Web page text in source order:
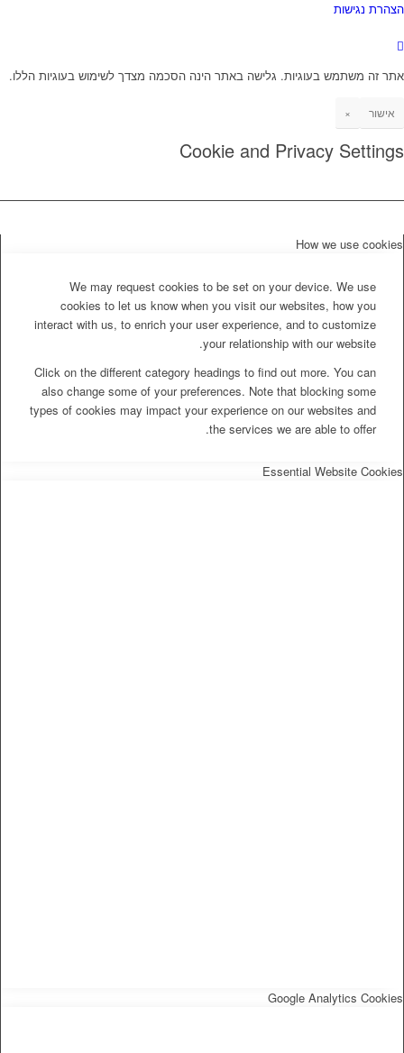
נגישות
זה משתמש בעוגיות. גלישה באתר הינה הסכמה מצדך לשימוש בעוגיות הללו.
אישור ×
Cookie and Privacy
How we use
We may request cookies to be set on your device. We use
cookies to let us know when you visit our websites, how you
interact with us, to enrich your user experience, and to customize
your relationship with our website.
Click on the different category headings to find out more. You can
also change some of your preferences. Note that blocking some
types of cookies may impact your experience on our websites and
the services we are able to offer.
Essential Website
Google Analytics